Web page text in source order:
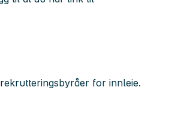
for innleie.